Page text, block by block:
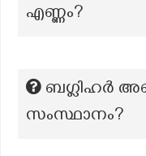
എണ്ണം?
ബഗ്ലിഹർ
സംസ്ഥാനം?